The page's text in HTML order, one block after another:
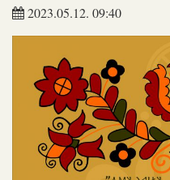
2023.05.12. 09:40